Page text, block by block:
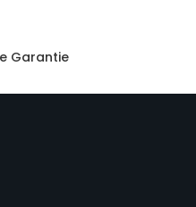
Garantie